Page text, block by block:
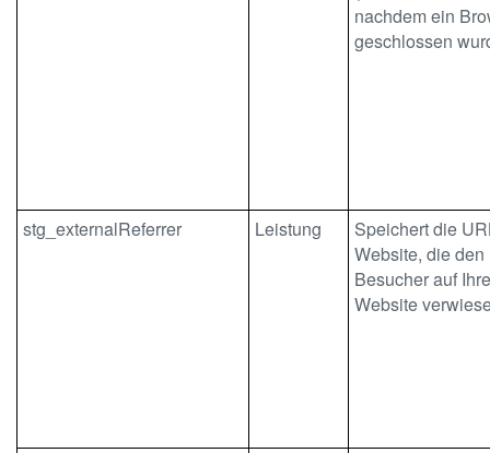
nachdem ein
geschlossen
stg_externalReferrer Leistung
Speichert die
Website, die den
Besucher auf Ihre
Website